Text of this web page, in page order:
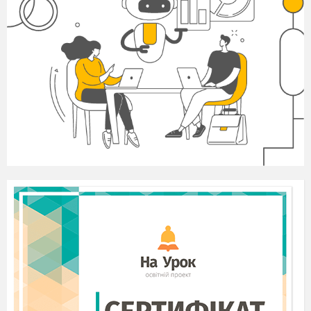
та його вплив на здоров’я людини.
Азот - це один з самих найважливіших хімічних
елементів в житті рослин, оскільки він необхідний для
синтезу амінокислот, з яких утворюються білки. Азот
отримує рослина з ґрунту у вигляді мінеральних
азотних солей (нітратних і аміачних).
Добрива - органічні та мінеральні речовини, що
містять елементи живлення рослин (N, Р, К) -
породжують екологічну тривогу там, де їх застосування
не збалансовано або виконується з порушенням
показань і регламентів.
Інтенсивне застосування в багатьох регіонах
азотних і калійних добрив призвело до появи проблеми
Спостерігається різкий стрибок концентрації їх у
сільськогосподарській продукції в нашій країні. Верхня
межа норми нітратів на одну людину в день,
встановлена Всесвітньою організацією охорони
здоров’я (ВООЗ), дорівнює 325мг. При вживанні
екологічно чистих продуктів людина в добу без шкоди
для здоров’я споживає приблизно 100 - 200мг нітратів,
причому 60 - 70% - з овочами, а 10 - 20% - з водою. У
зерні, ягодах, фруктах, м’ясі, рибі нітратів мало. Якщо ж
продукція вирощена на «переудобренних» нітратами